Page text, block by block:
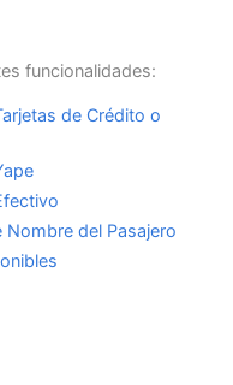
funcionalidades:
de Crédito o
del Pasajero